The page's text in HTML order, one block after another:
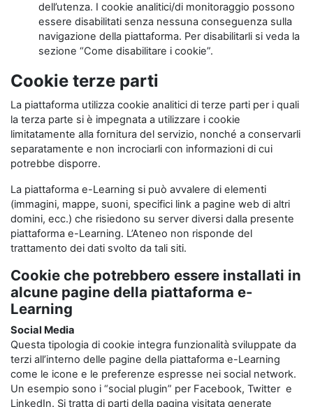
dell’utenza. I cookie analitici/di monitoraggio possono
essere disabilitati senza nessuna conseguenza sulla
navigazione della piattaforma. Per disabilitarli si veda la
sezione “Come disabilitare i cookie”.
Cookie terze parti
La piattaforma utilizza cookie analitici di terze parti per i quali
la terza parte si è impegnata a utilizzare i cookie
limitatamente alla fornitura del servizio, nonché a conservarli
separatamente e non incrociarli con informazioni di cui
potrebbe disporre.
La piattaforma e-Learning si può avvalere di elementi
(immagini, mappe, suoni, specifici link a pagine web di altri
domini, ecc.) che risiedono su server diversi dalla presente
piattaforma e-Learning. L’Ateneo non risponde del
trattamento dei dati svolto da tali siti.
Cookie che potrebbero essere installati in
alcune pagine della piattaforma e-
Learning
Social Media
Questa tipologia di cookie integra funzionalità sviluppate da
terzi all’interno delle pagine della piattaforma e-Learning
come le icone e le preferenze espresse nei social network.
Un esempio sono i “social plugin” per Facebook, Twitter e
LinkedIn. Si tratta di parti della pagina visitata generate